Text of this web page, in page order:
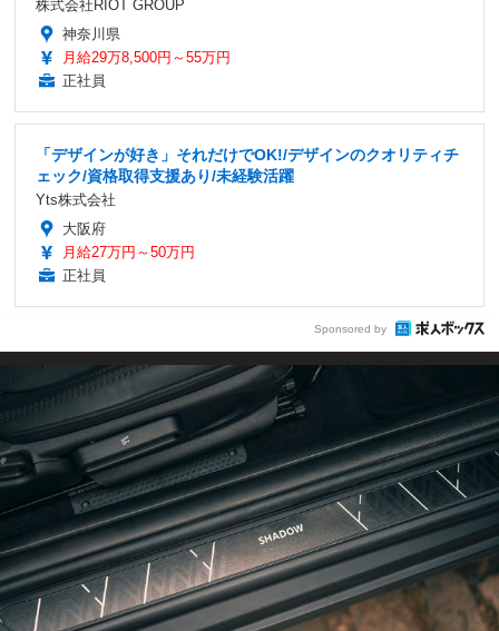
株式会社RIOT GROUP
神奈川県
月給29万8,500円～55万円
正社員
「デザインが好き」それだけでOK!/デザインのクオリティチ
ェック/資格取得支援あり/未経験活躍
Yts株式会社
大阪府
月給27万円～50万円
正社員
Sponsored by